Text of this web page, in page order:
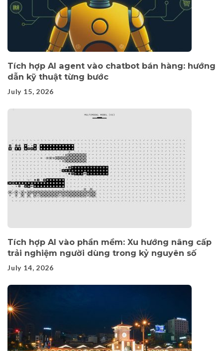
Tích hợp AI agent vào chatbot bán hàng: hướng
dẫn kỹ thuật từng bước
July 15, 2026
Tích hợp AI vào phần mềm: Xu hướng nâng cấp
trải nghiệm người dùng trong kỷ nguyên số
July 14, 2026